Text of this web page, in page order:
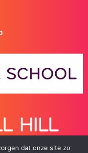
dat onze site zo